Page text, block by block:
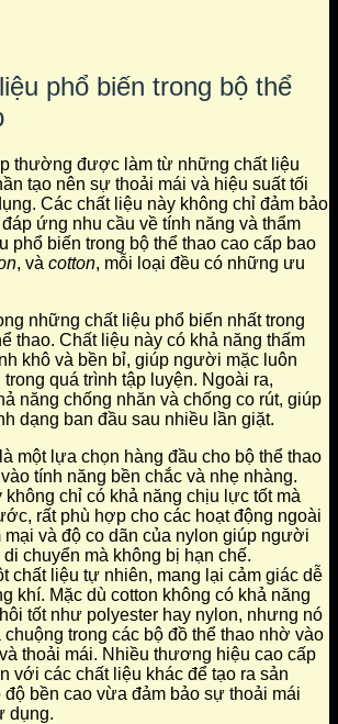
phổ biến trong bộ thể
thường được làm từ những chất liệu
tạo nên sự thoải mái và hiệu suất tối
Các chất liệu này không chỉ đảm bảo
ứng nhu cầu về tính năng và thẩm
phổ biến trong bộ thể thao cao cấp bao
, và cotton, mỗi loại đều có những ưu
những chất liệu phổ biến nhất trong
thao. Chất liệu này có khả năng thấm
khô và bền bỉ, giúp người mặc luôn
quá trình tập luyện. Ngoài ra,
năng chống nhăn và chống co rút, giúp
dạng ban đầu sau nhiều lần giặt.
một lựa chọn hàng đầu cho bộ thể thao
tính năng bền chắc và nhẹ nhàng.
không chỉ có khả năng chịu lực tốt mà
rất phù hợp cho các hoạt động ngoài
và độ co dãn của nylon giúp người
chuyển mà không bị hạn chế.
chất liệu tự nhiên, mang lại cảm giác dễ
khí. Mặc dù cotton không có khả năng
tốt như polyester hay nylon, nhưng nó
trong các bộ đồ thể thao nhờ vào
thoải mái. Nhiều thương hiệu cao cấp
với các chất liệu khác để tạo ra sản
độ bền cao vừa đảm bảo sự thoải mái
dụng.